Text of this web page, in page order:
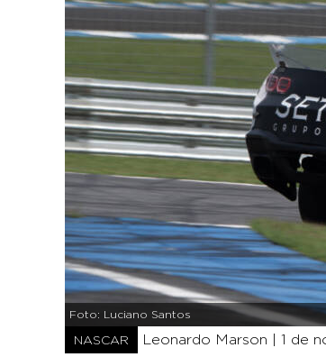
Foto: Luciano Santos
NASCAR Leonardo Marson | 1 de